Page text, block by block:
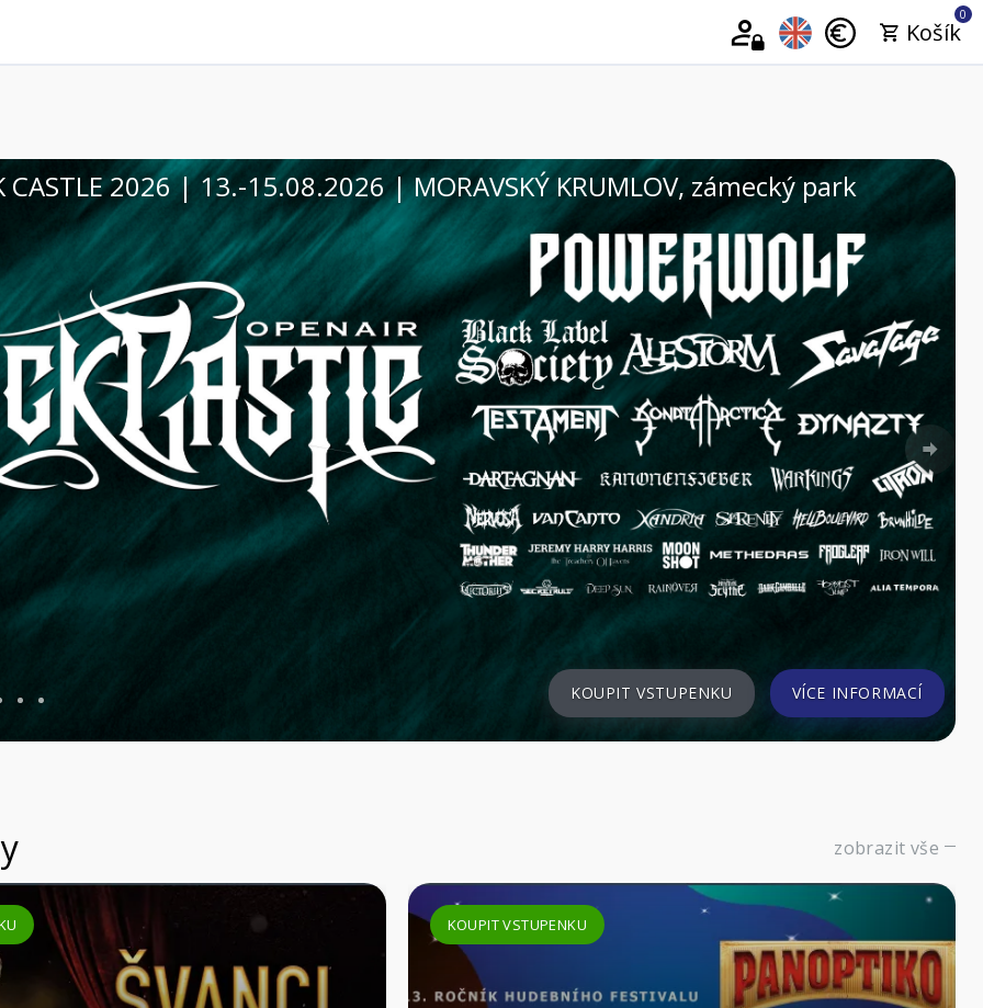
0
Košík
VE VINIU 2026 | 29.08.2026 | VELKÉ PAVLOVICE, Areál Vinium
KOUPIT VSTUPENKU VÍCE INFORMACÍ
zobrazit vše
KOUPIT VSTUPENKU